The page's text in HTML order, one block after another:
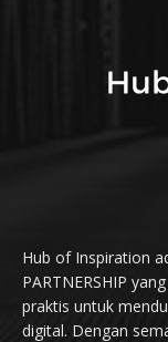
Hub of Inspiration
PARTNERSHIP
praktis untuk
digital. Dengan